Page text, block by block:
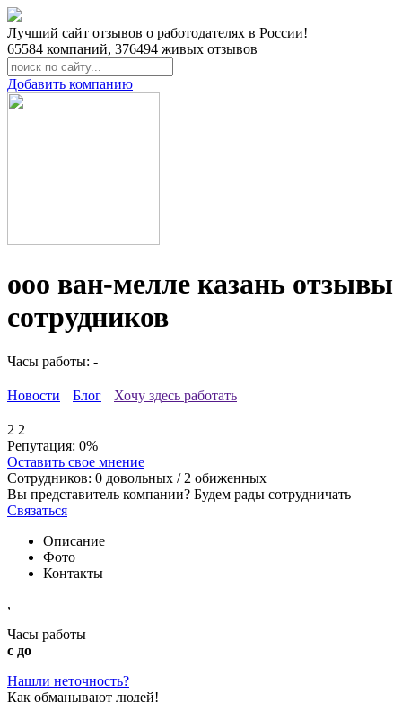
Лучший сайт отзывов о работодателях в России!
65584 компаний, 376494 живых отзывов
Добавить компанию
ооо ван-мелле казань отзывы
сотрудников
Часы работы: -
Новости Блог Хочу здесь работать
2 2
Репутация: 0%
Оставить свое мнение
Сотрудников: 0 довольных / 2 обиженных
Вы представитель компании? Будем рады сотрудничать
Связаться
Описание
Фото
Контакты
,
Часы работы
с до
Нашли неточность?
Как обманывают людей!